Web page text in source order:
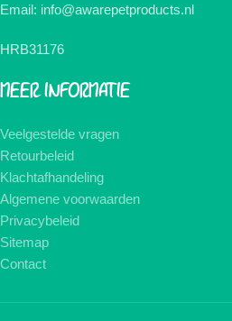
Email: info@awarepetproducts.nl
HRB31176
MEER INFORMATIE
Veelgestelde vragen
Retourbeleid
Klachtafhandeling
Algemene voorwaarden
Privacybeleid
Sitemap
Contact